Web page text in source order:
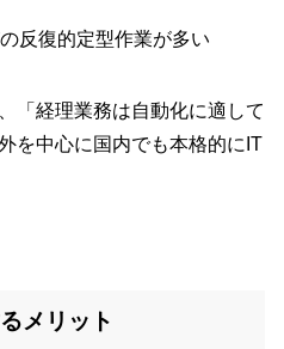
反復的定型作業が多い
「経理業務は自動化に適して
を中心に国内でも本格的にIT
メリット